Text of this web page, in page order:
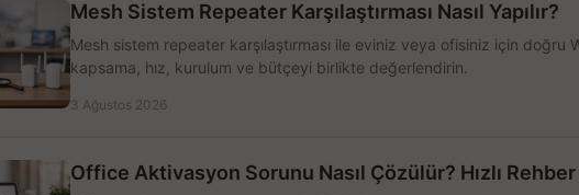
Mesh Sistem Repeater Karşılaştırması Nasıl Yapılır?
Mesh sistem repeater karşılaştırması ile eviniz veya ofisiniz için doğru
kapsama, hız, kurulum ve bütçeyi birlikte değerlendirin.
3 Ağustos 2026
Office Aktivasyon Sorunu Nasıl Çözülür? Hızlı Rehber